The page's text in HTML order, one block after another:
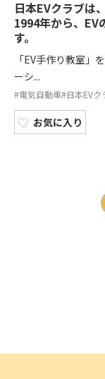
日本EVクラブは
1994年から、EV
す。
「EV手作り教室」
ーシ...
#電気自動車#日本EVク
お気に入り